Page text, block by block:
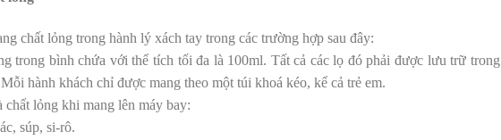
chất lỏng trong hành lý xách tay trong các trường hợp sau đây:
trong bình chứa với thể tích tối đa là 100ml. Tất cả các lọ đó phải được lưu trữ trong
hành khách chỉ được mang theo một túi khoá kéo, kể cả trẻ em.
lỏng khi mang lên máy bay:
súp, si-rô.